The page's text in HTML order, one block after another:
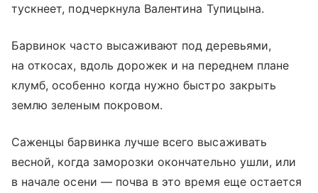
тускнеет, подчеркнула Валентина Тупицына.
Барвинок часто высаживают под деревьями,
на откосах, вдоль дорожек и на переднем плане
клумб, особенно когда нужно быстро закрыть
землю зеленым покровом.
Саженцы барвинка лучше всего высаживать
весной, когда заморозки окончательно ушли, или
в начале осени — почва в это время еще остается